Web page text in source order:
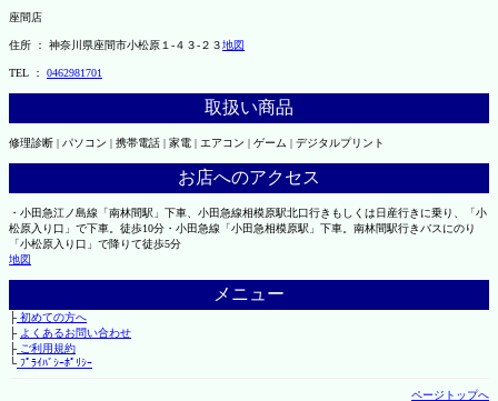
座間店
住所 ： 神奈川県座間市小松原１-４３-２３地図
TEL ： 0462981701
取扱い商品
修理診断 | パソコン | 携帯電話 | 家電 | エアコン | ゲーム | デジタルプリント
お店へのアクセス
・小田急江ノ島線「南林間駅」下車、小田急線相模原駅北口行きもしくは日産行きに乗り、「小
松原入り口」で下車。徒歩10分・小田急線「小田急相模原駅」下車。南林間駅行きバスにのり
「小松原入り口」で降りて徒歩5分
地図
メニュー
├初めての方へ
├ よくあるお問い合わせ
├ご利用規約
└ﾌﾟﾗｲﾊﾞｼｰﾎﾟﾘｼｰ
ページトップへ